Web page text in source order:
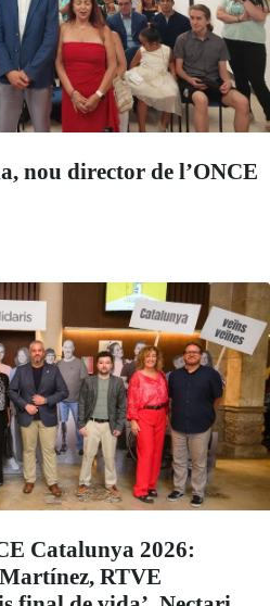
nou director de l’ONCE
Catalunya 2026:
RTVE